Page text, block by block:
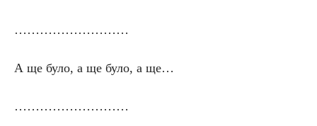
………………………
А ще було, а ще було, а ще…
………………………